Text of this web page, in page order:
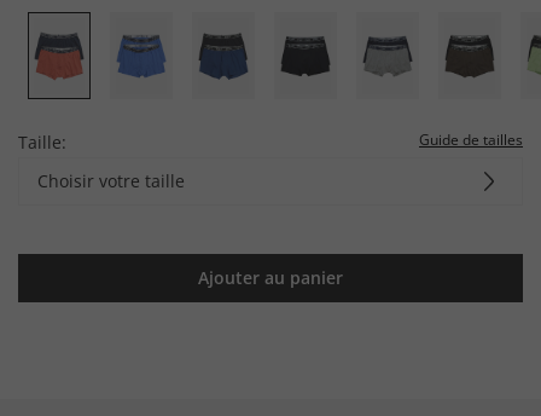
Taille: Guide de tailles
Choisir votre taille
Ajouter au panier